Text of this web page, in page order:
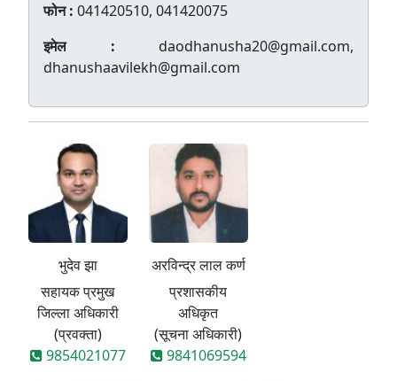
फोन : 041420510, 041420075
इमेल : daodhanusha20@gmail.com,
dhanushaavilekh@gmail.com
भुदेव झा
सहायक प्रमुख
जिल्ला अधिकारी
(प्रवक्ता)
9854021077
अरविन्द्र लाल कर्ण
प्रशासकीय
अधिकृत
(सूचना अधिकारी)
9841069594